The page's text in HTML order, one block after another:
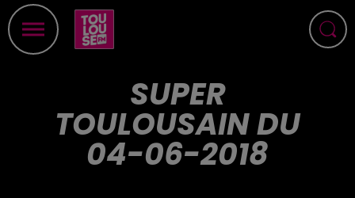
SUPER
TOULOUSAIN DU
04-06-2018